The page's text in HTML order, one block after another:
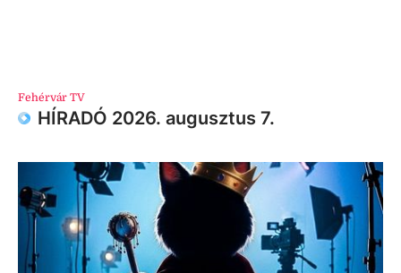
Fehérvár TV
HÍRADÓ 2026. augusztus 7.